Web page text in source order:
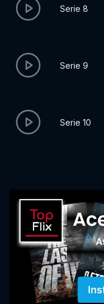
Serie 8
Serie 9
Serie 10